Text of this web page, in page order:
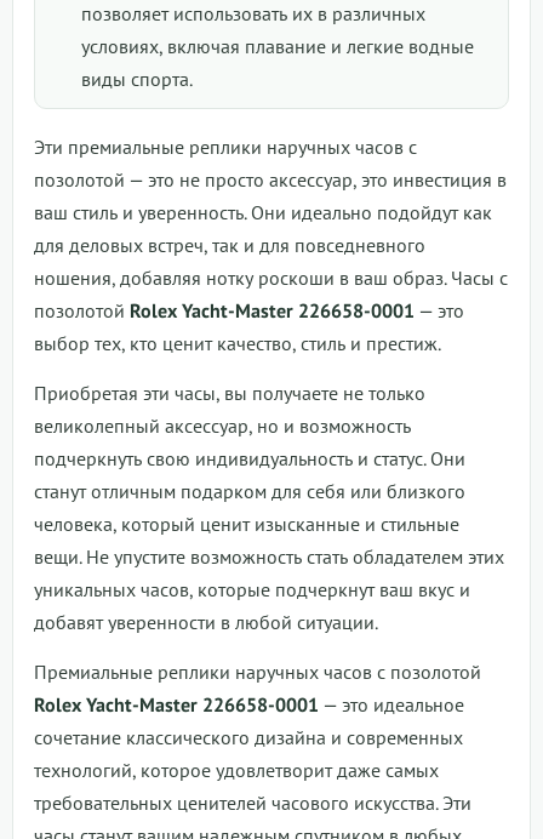
позволяет использовать их в различных
условиях, включая плавание и легкие водные
виды спорта.
Эти премиальные реплики наручных часов с
позолотой — это не просто аксессуар, это инвестиция в
ваш стиль и уверенность. Они идеально подойдут как
для деловых встреч, так и для повседневного
ношения, добавляя нотку роскоши в ваш образ. Часы с
позолотой Rolex Yacht-Master 226658-0001 — это
выбор тех, кто ценит качество, стиль и престиж.
Приобретая эти часы, вы получаете не только
великолепный аксессуар, но и возможность
подчеркнуть свою индивидуальность и статус. Они
станут отличным подарком для себя или близкого
человека, который ценит изысканные и стильные
вещи. Не упустите возможность стать обладателем этих
уникальных часов, которые подчеркнут ваш вкус и
добавят уверенности в любой ситуации.
Премиальные реплики наручных часов с позолотой
Rolex Yacht-Master 226658-0001 — это идеальное
сочетание классического дизайна и современных
технологий, которое удовлетворит даже самых
требовательных ценителей часового искусства. Эти